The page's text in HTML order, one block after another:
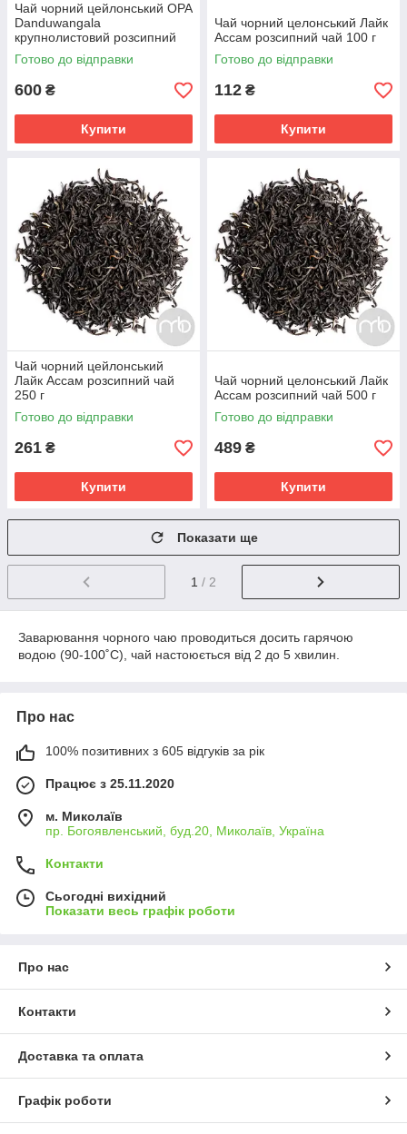
Чай чорний цейлонський ОРА
Danduwangala
крупнолистовий розсипний
чай 1000 г
Готово до відправки
600 ₴
Купити
Чай чорний целонський Лайк
Ассам розсипний чай 100 г
Готово до відправки
112 ₴
Купити
Чай чорний цейлонський
Лайк Ассам розсипний чай
250 г
Готово до відправки
261 ₴
Купити
Чай чорний целонський Лайк
Ассам розсипний чай 500 г
Готово до відправки
489 ₴
Купити
Показати ще
1 / 2
Заварювання чорного чаю проводиться досить гарячою
водою (90-100˚С), чай настоюється від 2 до 5 хвилин.
Про нас
100% позитивних з 605 відгуків за рік
Працює з 25.11.2020
м. Миколаїв
пр. Богоявленський, буд.20, Миколаїв, Україна
Контакти
Сьогодні вихідний
Показати весь графік роботи
Про нас
Контакти
Доставка та оплата
Графік роботи